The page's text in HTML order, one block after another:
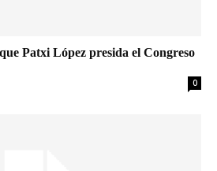
Patxi López presida el Congreso
0